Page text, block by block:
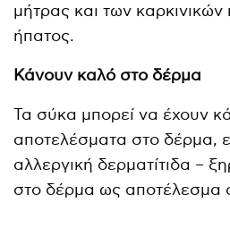
μήτρας και των
ήπατος.
Κάνουν καλό στο δέρμα
Τα σύκα μπορεί να έχουν
αποτελέσματα στο δέρμα,
αλλεργική δερματίτιδα –
στο δέρμα ως αποτέλεσμα